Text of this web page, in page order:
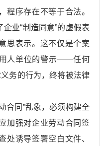
程序存在不等于合法。
业“制造同意”的虚假表
思表示。这不仅是个案
人单位的警示——任何
务的行为，终将被法律
同”乱象，必须构建全
加强对企业劳动合同签
处诱导签署空白文件、